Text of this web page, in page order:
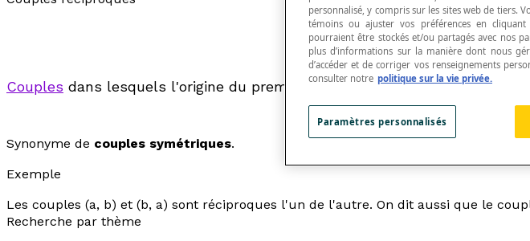
Couples dans lesquels l'origine du premier est l'extrémité du second et
Synonyme de couples symétriques.
Exemple
Les couples (a, b) et (b, a) sont réciproques l'un de l'autre. On dit aussi que le
Recherche par thème
personnalisé, y compris sur les sites web de tiers.
témoins ou ajuster vos préférences en
pourraient être stockés et/ou partagés avec nos
plus d’informations sur la manière dont nous
d’accéder et de corriger vos renseignements
consulter notre politique sur la vie privée.
Paramètres personnalisés